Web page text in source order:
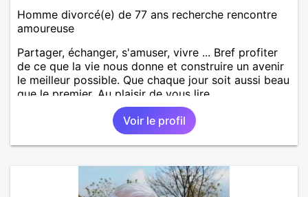
Homme divorcé(e) de 77 ans recherche rencontre
amoureuse
Partager, échanger, s'amuser, vivre ... Bref profiter
de ce que la vie nous donne et construire un avenir
le meilleur possible. Que chaque jour soit aussi beau
que le premier. Au plaisir de vous lire,
Voir le profil